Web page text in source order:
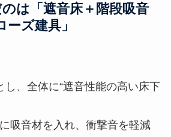
は「遮音床＋階段吸音
ーズ建具」
し、全体に“遮音性能の高い床下
吸音材を入れ、衝撃音を軽減